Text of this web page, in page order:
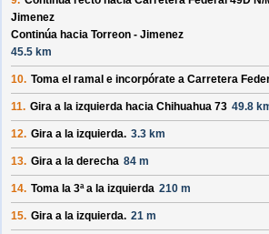
Jimenez
Continúa hacia Torreon - Jimenez
45.5 km
10. Toma el ramal e incorpórate a Carretera
11. Gira a la izquierda hacia Chihuahua 73 49.8
12. Gira a la izquierda. 3.3 km
13. Gira a la derecha 84 m
14. Toma la 3ª a la izquierda 210 m
15. Gira a la izquierda. 21 m